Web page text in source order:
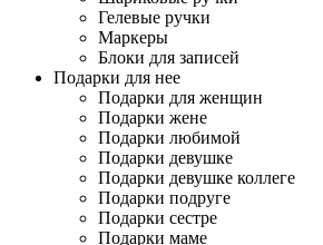
Гелевые ручки
Маркеры
Блоки для записей
Подарки для нее
Подарки для женщин
Подарки жене
Подарки любимой
Подарки девушке
Подарки девушке коллеге
Подарки подруге
Подарки сестре
Подарки маме